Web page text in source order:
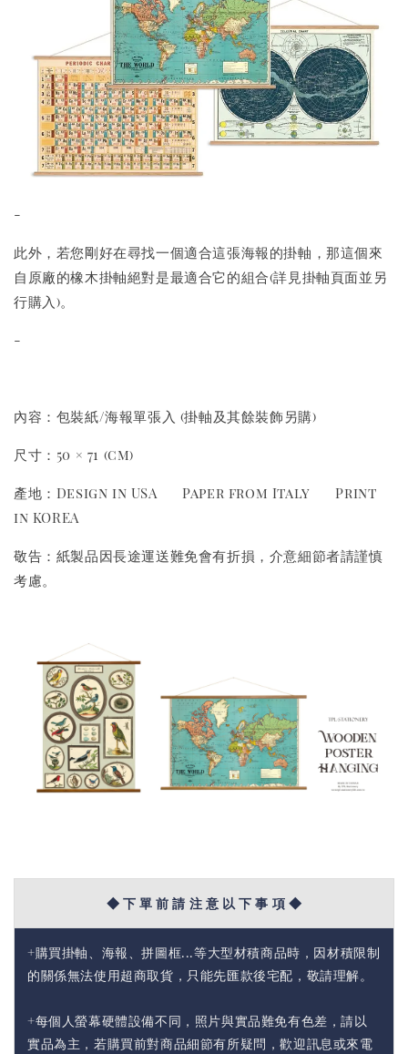
-
此外，若您剛好在尋找一個適合這張海報的掛軸，那這個來
自原廠的橡木掛軸絕對是最適合它的組合(詳見掛軸頁面並另
行購入)。
-
內容：包裝紙/海報單張入 (掛軸及其餘裝飾另購)
尺寸：50 × 71 (cm)
產地：Design in USA Paper from Italy Print
in KOREA
敬告：紙製品因長途運送難免會有折損，介意細節者請謹慎
考慮。
◆ 下 單 前 請 注 意 以 下 事 項 ◆
+購買掛軸、海報、拼圖框...等大型材積商品時，因材積限制
的關係無法使用超商取貨，只能先匯款後宅配，敬請理解。
+每個人螢幕硬體設備不同，照片與實品難免有色差，請以
實品為主，若購買前對商品細節有所疑問，歡迎訊息或來電